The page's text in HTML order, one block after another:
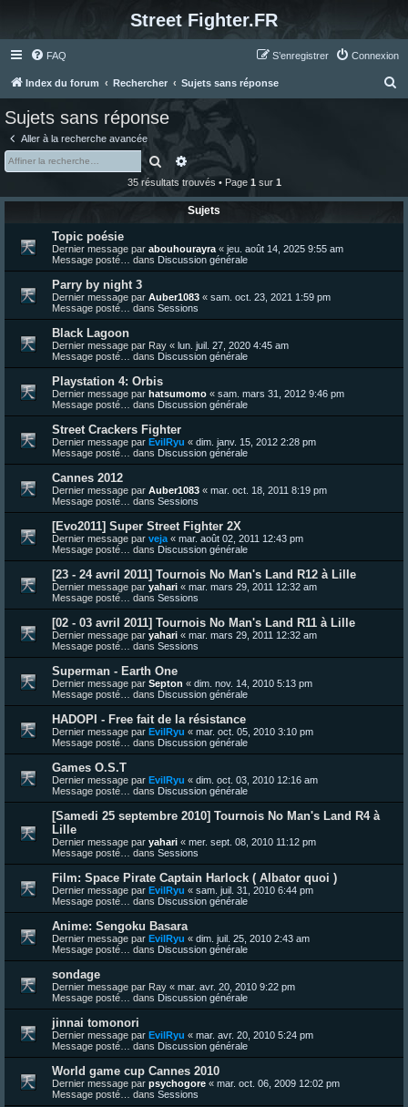
Street Fighter.FR
FAQ Connexion
S’enregistrer
Index du forum Rechercher Sujets sans réponse
Sujets sans réponse
Aller à la recherche avancée
RechercherRecherche avancée
35 résultats trouvés • Page 1 sur 1
Sujets
Topic poésie
Dernier message par abouhourayra « jeu. août 14, 2025 9:55 am
Message posté… dans Discussion générale
Parry by night 3
Dernier message par Auber1083 « sam. oct. 23, 2021 1:59 pm
Message posté… dans Sessions
Black Lagoon
Dernier message par Ray « lun. juil. 27, 2020 4:45 am
Message posté… dans Discussion générale
Playstation 4: Orbis
Dernier message par hatsumomo « sam. mars 31, 2012 9:46 pm
Message posté… dans Discussion générale
Street Crackers Fighter
Dernier message par EvilRyu « dim. janv. 15, 2012 2:28 pm
Message posté… dans Discussion générale
Cannes 2012
Dernier message par Auber1083 « mar. oct. 18, 2011 8:19 pm
Message posté… dans Sessions
[Evo2011] Super Street Fighter 2X
Dernier message par veja « mar. août 02, 2011 12:43 pm
Message posté… dans Discussion générale
[23 - 24 avril 2011] Tournois No Man's Land R12 à Lille
Dernier message par yahari « mar. mars 29, 2011 12:32 am
Message posté… dans Sessions
[02 - 03 avril 2011] Tournois No Man's Land R11 à Lille
Dernier message par yahari « mar. mars 29, 2011 12:32 am
Message posté… dans Sessions
Superman - Earth One
Dernier message par Septon « dim. nov. 14, 2010 5:13 pm
Message posté… dans Discussion générale
HADOPI - Free fait de la résistance
Dernier message par EvilRyu « mar. oct. 05, 2010 3:10 pm
Message posté… dans Discussion générale
Games O.S.T
Dernier message par EvilRyu « dim. oct. 03, 2010 12:16 am
Message posté… dans Discussion générale
[Samedi 25 septembre 2010] Tournois No Man's Land R4 à
Lille
Dernier message par yahari « mer. sept. 08, 2010 11:12 pm
Message posté… dans Sessions
Film: Space Pirate Captain Harlock ( Albator quoi )
Dernier message par EvilRyu « sam. juil. 31, 2010 6:44 pm
Message posté… dans Discussion générale
Anime: Sengoku Basara
Dernier message par EvilRyu « dim. juil. 25, 2010 2:43 am
Message posté… dans Discussion générale
sondage
Dernier message par Ray « mar. avr. 20, 2010 9:22 pm
Message posté… dans Discussion générale
jinnai tomonori
Dernier message par EvilRyu « mar. avr. 20, 2010 5:24 pm
Message posté… dans Discussion générale
World game cup Cannes 2010
Dernier message par psychogore « mar. oct. 06, 2009 12:02 pm
Message posté… dans Sessions